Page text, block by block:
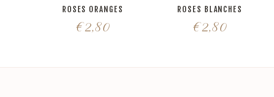
ROSES ORANGES
€2,80
ROSES BLANCHES
€2,80